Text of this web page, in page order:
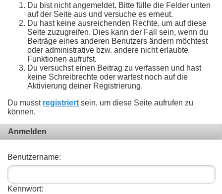
Du bist nicht angemeldet. Bitte fülle die Felder unten
auf der Seite aus und versuche es erneut.
Du hast keine ausreichenden Rechte, um auf diese
Seite zuzugreifen. Dies kann der Fall sein, wenn du
Beiträge eines anderen Benutzers ändern möchtest
oder administrative bzw. andere nicht erlaubte
Funktionen aufrufst.
Du versuchst einen Beitrag zu verfassen und hast
keine Schreibrechte oder wartest noch auf die
Aktivierung deiner Registrierung.
Du musst registriert sein, um diese Seite aufrufen zu
können.
Anmelden
Benutzername:
Kennwort: